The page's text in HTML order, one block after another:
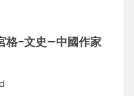
格-文史–中國作家